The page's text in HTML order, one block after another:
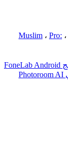
Muslim ، Pro: ،
إسترجاع الملفات والبيانات المحذوفة مع برنامج FoneLab Android
تحرير الصور بالذكاء الإصطناعي Photoroom AI